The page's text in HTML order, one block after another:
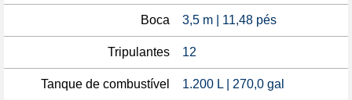
Boca 3,5 m | 11,48 pés
Tripulantes 12
Tanque de combustível 1.200 L | 270,0 gal